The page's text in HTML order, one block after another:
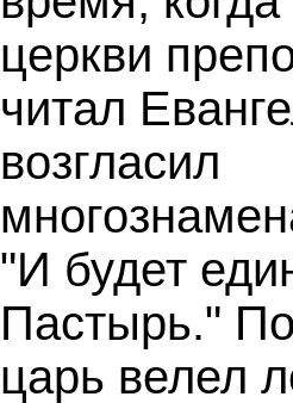
церкви
читал
возгласил
"И будет
Пастырь."
царь велел